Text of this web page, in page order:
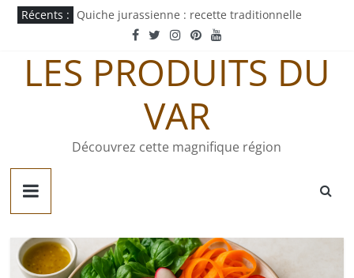
PasserRécents : Quiche jurassienne : recette traditionnelle
Bouillon de bœuf maison : recette et alternatives
Pastachoute : origine et recette traditionnelle
Pâté gaumais : recette et origine
LES PRODUITS DU
VAR
Découvrez cette magnifique région